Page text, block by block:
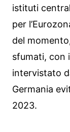
istituti
per
del
sfumati, con
intervistato
Germania
2023.